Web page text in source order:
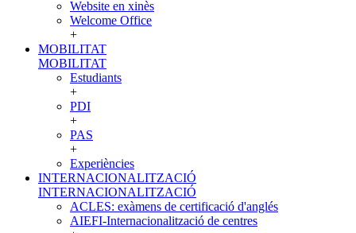
Website en xinès
Welcome Office
+
MOBILITAT
MOBILITAT
Estudiants
+
PDI
+
PAS
+
Experiències
INTERNACIONALITZACIÓ
INTERNACIONALITZACIÓ
ACLES: exàmens de certificació d'anglés
AIEFI-Internacionalització de centres